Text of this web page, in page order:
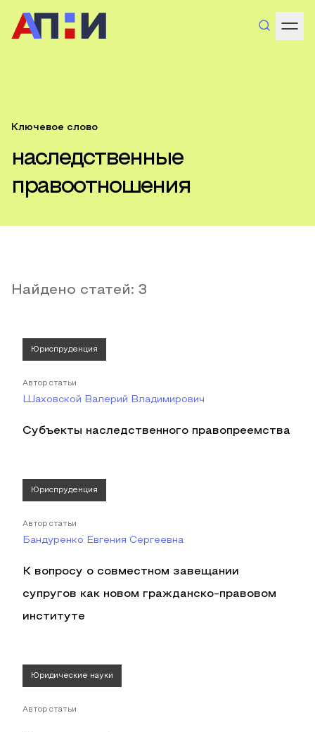
Ключевое слово
наследственные
правоотношения
Найдено статей: 3
Юриспруденция
Автор статьи
Шаховской Валерий Владимирович
Субъекты наследственного правопреемства
Юриспруденция
Автор статьи
Бандуренко Евгения Сергеевна
К вопросу о совместном завещании
супругов как новом гражданско-правовом
институте
Юридические науки
Автор статьи